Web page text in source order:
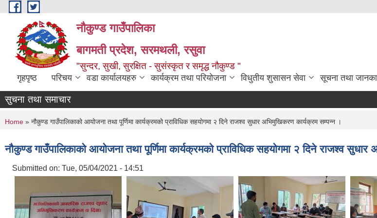
Skip to main content
नौकुण्ड गाउँपालिका
बागमती प्रदेश, सरमथली, रसुवा
"सुन्दर, सुखी, सुरक्षित - सुसंस्कृत र समृद्ध नौकुण्ड "
गृहपृष्ठ परिचय वडा कार्यालयहरु कार्यक्रम तथा परियोजना विधुतीय शुसासन सेवा सूचना तथा
सुचना तथा समाचार
You are here
Home » नौकुण्ड गाउँपालिकाको आयोजना तथा पूर्णिमा कार्यक्रमको प्राविधिक सहयोगमा २ दिने राजश्व सुधार अभिमुखिकरण कार्यक्रम सम्पन्न ।
नौकुण्ड गाउँपालिकाको आयोजना तथा पूर्णिमा कार्यक्रमको प्राविधिक सहयोगमा २ दिने राजश्व
Submitted on: Tue, 05/04/2021 - 14:51